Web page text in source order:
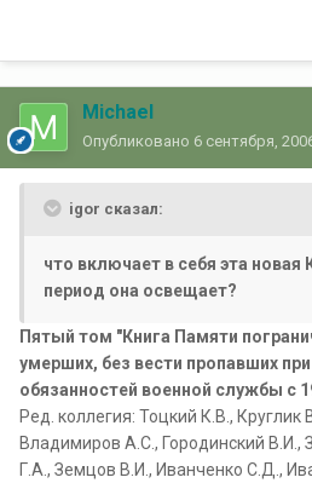
Michael
Опубликовано 6 сентября,
igor сказал:
что включает в себя эта новая
период она освещает?
Пятый том "Книга Памяти
умерших, без вести пропавших
обязанностей военной службы с
Ред. коллегия: Тоцкий К.В., Круглик
Владимиров А.С., Городинский В.И.,
Г.А., Земцов В.И., Иванченко С.Д.,